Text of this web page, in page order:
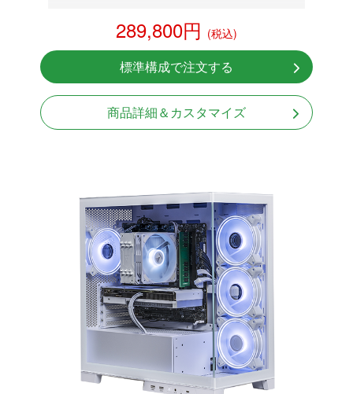
RX 9060 XT 16GB
NVMeSSD 1TB
無線LAN Bluetooth対応
Windows11 Home 64bit
289,800円 (税込)
標準構成で注文する
商品詳細＆カスタマイズ